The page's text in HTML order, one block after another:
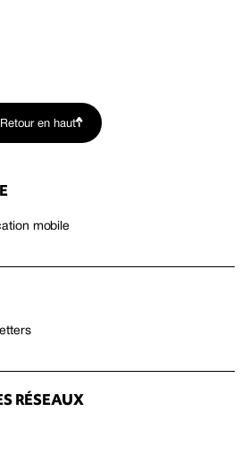
Retour en haut
mobile
RÉSEAUX